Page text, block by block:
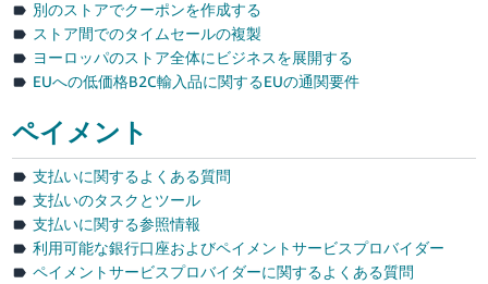
別のストアでクーポンを作成する
ストア間でのタイムセールの複製
ヨーロッパのストア全体にビジネスを展開する
EUへの低価格B2C輸入品に関するEUの通関要件
ペイメント
支払いに関するよくある質問
支払いのタスクとツール
支払いに関する参照情報
利用可能な銀行口座およびペイメントサービスプロバイダー
ペイメントサービスプロバイダーに関するよくある質問